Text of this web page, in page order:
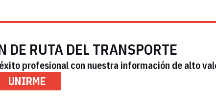
DE RUTA DEL TRANSPORTE
profesional con nuestra información de alto
UNIRME